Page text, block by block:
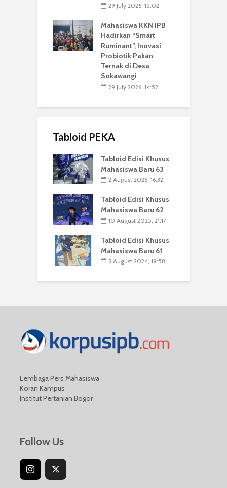
29 July 2026, 15:02
Mahasiswa KKN IPB
Hadirkan “Smart
Ruminant”, Inovasi
Probiotik Pakan
Ternak di Desa
Sokawangi
29 July 2026, 14:52
Tabloid PEKA
Tabloid Edisi Khusus
Mahasiswa Baru 63
2 August 2026, 16:32
Tabloid Edisi Khusus
Mahasiswa Baru 62
10 August 2025, 21:17
Tabloid Edisi Khusus
Mahasiswa Baru 61
3 August 2024, 19:58
Lembaga Pers Mahasiswa
Koran Kampus
Institut Pertanian Bogor
Follow Us